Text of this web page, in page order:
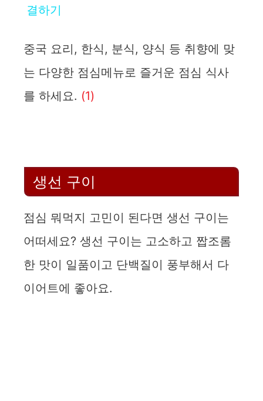
y
V
o
결하기
중국 요리, 한식, 분식, 양식 등 취향에 맞
는 다양한 점심메뉴로 즐거운 점심 식사
를 하세요. (1)
생선 구이
점심 뭐먹지 고민이 된다면 생선 구이는
어떠세요? 생선 구이는 고소하고 짭조롬
한 맛이 일품이고 단백질이 풍부해서 다
이어트에 좋아요.